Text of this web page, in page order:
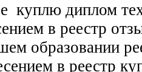
куплю диплом
в реестр
образовании
в реестр